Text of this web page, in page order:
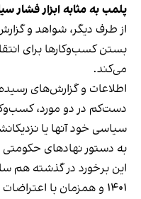
پلمب به مثابه ابزار فشار
از طرف دیگر، شواهد و
بستن کسب‌وکارها برای
می‌کند.
اطلاعات و گزارش‌های
دست‌کم در دو مورد،
سیاسی خود آنها یا
به دستور نهادهای
این برخورد در گذشته هم
۱۴۰۱ و همزمان با